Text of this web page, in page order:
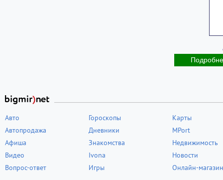
Авто
Автопродажа
Афиша
Видео
Вопрос-ответ
Гороскопы
Дневники
Знакомства
Ivona
Игры
Карты
MPort
Недвижимость
Новости
Онлайн-магазин